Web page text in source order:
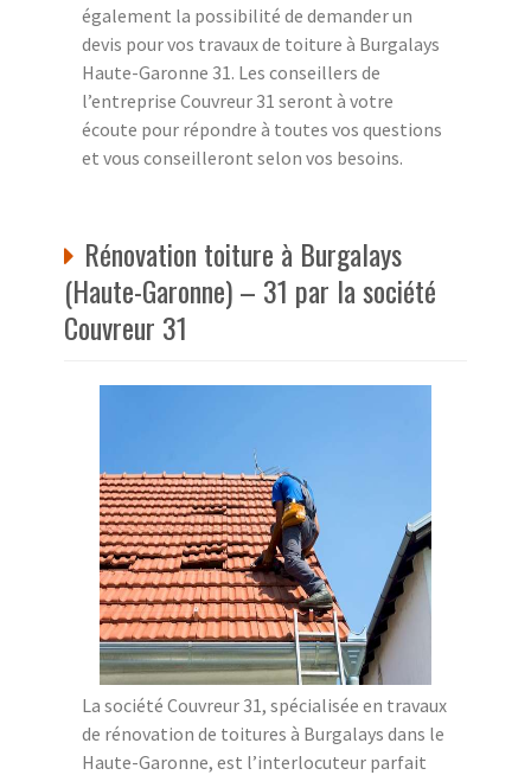
également la possibilité de demander un
devis pour vos travaux de toiture à Burgalays
Haute-Garonne 31. Les conseillers de
l’entreprise Couvreur 31 seront à votre
écoute pour répondre à toutes vos questions
et vous conseilleront selon vos besoins.
Rénovation toiture à Burgalays
(Haute-Garonne) – 31 par la société
Couvreur 31
La société Couvreur 31, spécialisée en travaux
de rénovation de toitures à Burgalays dans le
Haute-Garonne, est l’interlocuteur parfait